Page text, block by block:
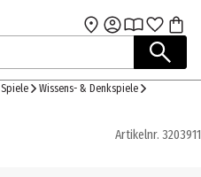
Zum Hauptinhalt
Spiele
Wissens- & Denkspiele
Artikelnr. 3203911